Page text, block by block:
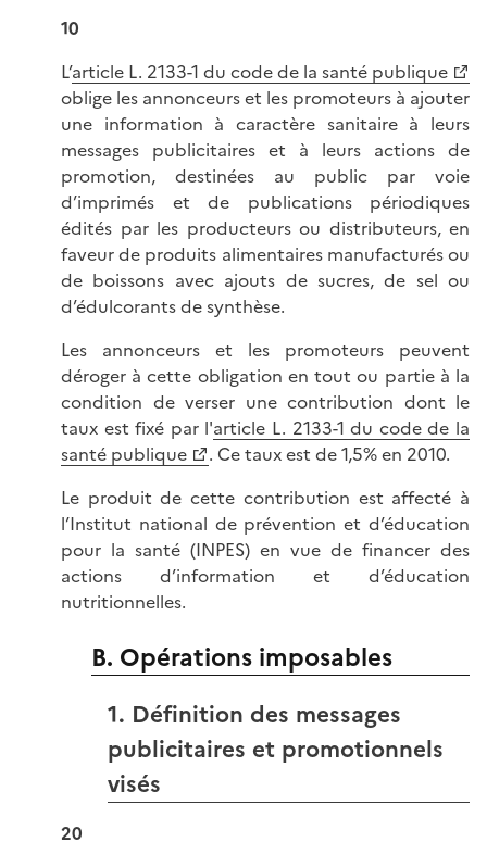
10
L’article L. 2133-1 du code de la santé publique
oblige les annonceurs et les promoteurs à ajouter
une information à caractère sanitaire à leurs
messages publicitaires et à leurs actions de
promotion, destinées au public par voie
d’imprimés et de publications périodiques
édités par les producteurs ou distributeurs, en
faveur de produits alimentaires manufacturés ou
de boissons avec ajouts de sucres, de sel ou
d’édulcorants de synthèse.
Les annonceurs et les promoteurs peuvent
déroger à cette obligation en tout ou partie à la
condition de verser une contribution dont le
taux est fixé par l'article L. 2133-1 du code de la
santé publique
. Ce taux est de 1,5% en 2010.
Le produit de cette contribution est affecté à
l’Institut national de prévention et d’éducation
pour la santé (INPES) en vue de financer des
actions d’information et d’éducation
nutritionnelles.
B. Opérations imposables
1. Définition des messages
publicitaires et promotionnels
visés
20